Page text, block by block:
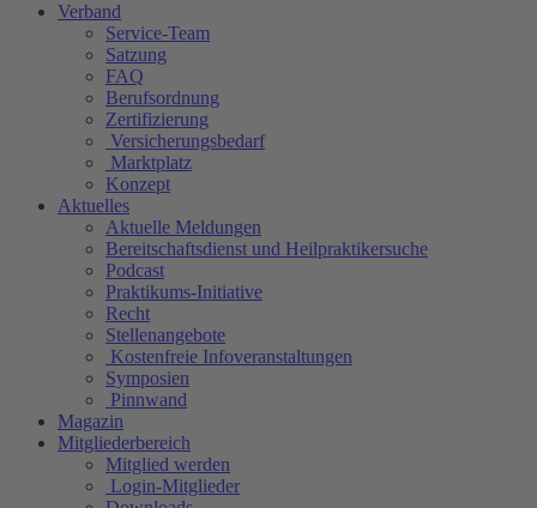
Verband
Service-Team
Satzung
FAQ
Berufsordnung
Zertifizierung
Versicherungsbedarf
Marktplatz
Konzept
Aktuelles
Aktuelle Meldungen
Bereitschaftsdienst und Heilpraktikersuche
Podcast
Praktikums-Initiative
Recht
Stellenangebote
Kostenfreie Infoveranstaltungen
Symposien
Pinnwand
Magazin
Mitgliederbereich
Mitglied werden
Login-Mitglieder